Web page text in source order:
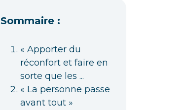
Sommaire :
« Apporter du
réconfort et faire en
sorte que les ...
« La personne passe
avant tout »